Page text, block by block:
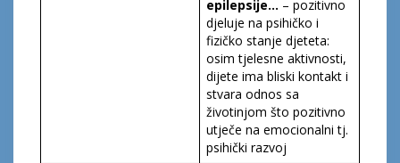
epilepsije… – pozitivno
djeluje na psihičko i
fizičko stanje djeteta:
osim tjelesne aktivnosti,
dijete ima bliski kontakt i
stvara odnos sa
životinjom što pozitivno
utječe na emocionalni tj.
psihički razvoj